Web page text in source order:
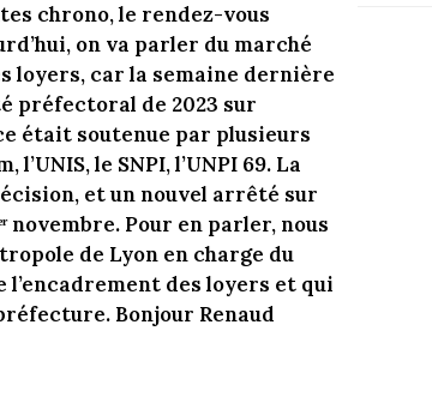
chrono, le rendez-vous
on va parler du marché
loyers, car la semaine dernière
préfectoral de 2023 sur
était soutenue par plusieurs
le SNPI, l’UNPI 69. La
et un nouvel arrêté sur
novembre. Pour en parler, nous
de Lyon en charge du
des loyers et qui
Bonjour Renaud